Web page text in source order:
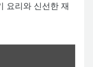
요리와 신선한 재